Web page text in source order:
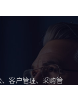
客户管理、采购管